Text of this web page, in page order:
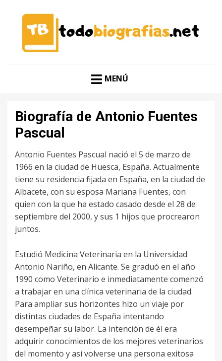
TODO BIOGRAFÍAS
MENÚ
Biografía de Antonio Fuentes
Pascual
Antonio Fuentes Pascual nació el 5 de marzo de
1966 en la ciudad de Huesca, España. Actualmente
tiene su residencia fijada en España, en la ciudad de
Albacete, con su esposa Mariana Fuentes, con
quien con la que ha estado casado desde el 28 de
septiembre del 2000, y sus 1 hijos que procrearon
juntos.
Estudió Medicina Veterinaria en la Universidad
Antonio Nariño, en Alicante. Se graduó en el año
1990 como Veterinario e inmediatamente comenzó
a trabajar en una clínica veterinaria de la ciudad.
Para ampliar sus horizontes hizo un viaje por
distintas ciudades de España intentando
desempeñar su labor. La intención de él era
adquirir conocimientos de los mejores veterinarios
del momento y así volverse una persona exitosa